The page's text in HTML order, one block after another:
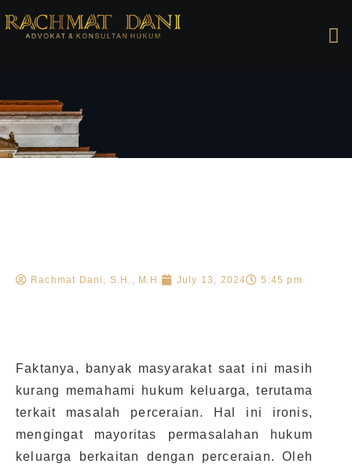
Rachmat Dani, S.H., M.H. July 13, 2024 5:45 pm
Faktanya, banyak masyarakat saat ini masih
kurang memahami hukum keluarga, terutama
terkait masalah perceraian. Hal ini ironis,
mengingat mayoritas permasalahan hukum
keluarga berkaitan dengan perceraian. Oleh